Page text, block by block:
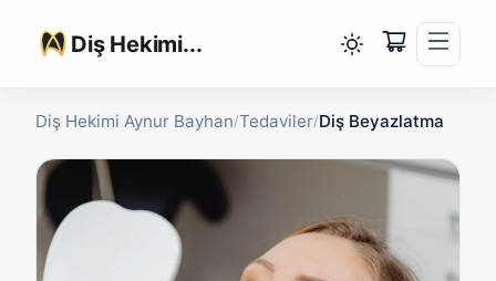
Diş Hekimi...
Diş Hekimi Aynur Bayhan/Tedaviler/Diş Beyazlatma